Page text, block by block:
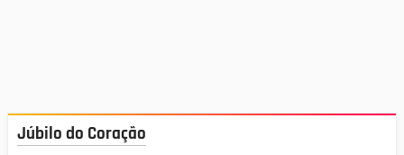
Júbilo do Coração